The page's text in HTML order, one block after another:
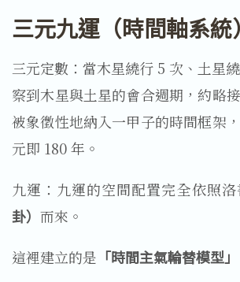
三元九運（時間軸系統）
三元定數：當木星繞行 5 次、土星
察到木星與土星的會合週期，約略
被象徵性地納入一甲子的時間框架
元即 180 年。
九運：九運的空間配置完全依照
卦） 而來。
這裡建立的是 「時間主氣輪替模型」